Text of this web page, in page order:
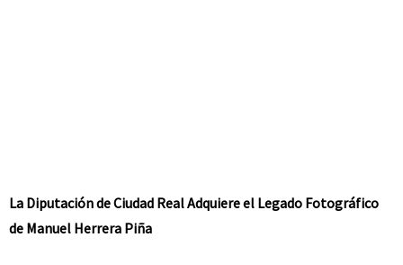
La Diputación de Ciudad Real Adquiere el Legado Fotográfico
de Manuel Herrera Piña